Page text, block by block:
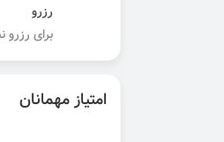
رزرو
برای
امتیاز مهمانان